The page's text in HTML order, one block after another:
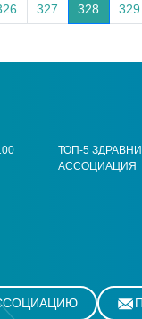
327 328 329
ТОП-5
АССОЦИАЦИЯ